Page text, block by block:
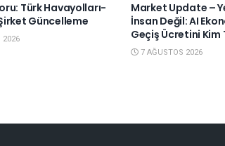
Türk Havayolları-
Güncelleme
2026
Market Update –
İnsan Değil: AI
Geçiş Ücretini
7 AĞUSTOS 2026